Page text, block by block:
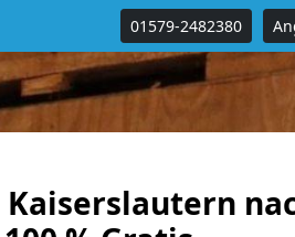
01579-2482380
Kaiserslautern